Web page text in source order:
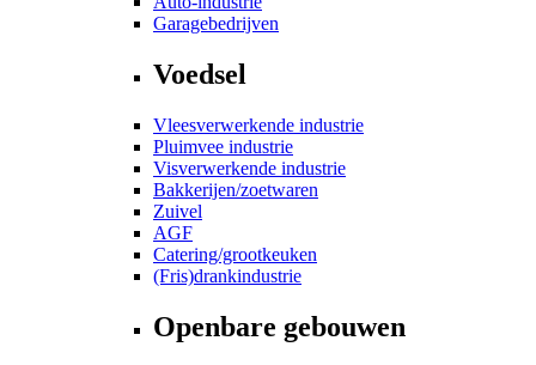
Garagebedrijven
Voedsel
Vleesverwerkende industrie
Pluimvee industrie
Visverwerkende industrie
Bakkerijen/zoetwaren
Zuivel
AGF
Catering/grootkeuken
(Fris)drankindustrie
Openbare gebouwen